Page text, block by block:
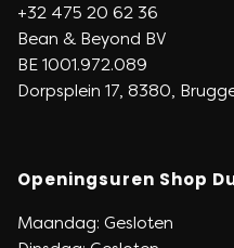
+32 475 20 62 36
Bean & Beyond BV
BE 1001.972.089
Dorpsplein 17, 8380,
Openingsuren Shop
Maandag: Gesloten